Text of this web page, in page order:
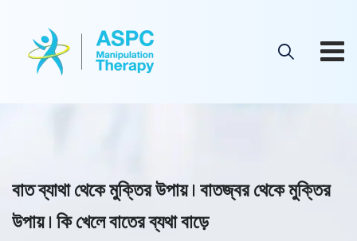
content
বাত ব্যাথা থেকে মুক্তির উপায় | বাতজ্বর থেকে মুক্তির
উপায় | কি খেলে বাতের ব্যথা বাড়ে